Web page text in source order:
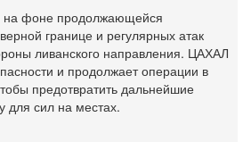
на фоне продолжающейся
границе и регулярных атак
ливанского направления. ЦАХАЛ
и продолжает операции в
предотвратить дальнейшие
для сил на местах.